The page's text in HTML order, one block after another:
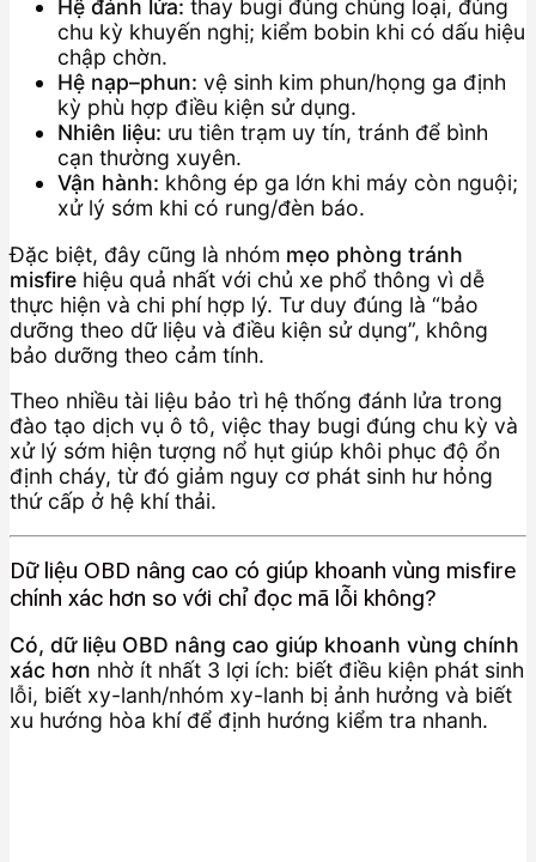
Hệ đánh lửa: thay bugi đúng chủng loại, đúng
chu kỳ khuyến nghị; kiểm bobin khi có dấu hiệu
chập chờn.
Hệ nạp–phun: vệ sinh kim phun/họng ga định
kỳ phù hợp điều kiện sử dụng.
Nhiên liệu: ưu tiên trạm uy tín, tránh để bình
cạn thường xuyên.
Vận hành: không ép ga lớn khi máy còn nguội;
xử lý sớm khi có rung/đèn báo.
Đặc biệt, đây cũng là nhóm mẹo phòng tránh
misfire hiệu quả nhất với chủ xe phổ thông vì dễ
thực hiện và chi phí hợp lý. Tư duy đúng là “bảo
dưỡng theo dữ liệu và điều kiện sử dụng”, không
bảo dưỡng theo cảm tính.
Theo nhiều tài liệu bảo trì hệ thống đánh lửa trong
đào tạo dịch vụ ô tô, việc thay bugi đúng chu kỳ và
xử lý sớm hiện tượng nổ hụt giúp khôi phục độ ổn
định cháy, từ đó giảm nguy cơ phát sinh hư hỏng
thứ cấp ở hệ khí thải.
Dữ liệu OBD nâng cao có giúp khoanh vùng misfire
chính xác hơn so với chỉ đọc mã lỗi không?
Có, dữ liệu OBD nâng cao giúp khoanh vùng chính
xác hơn nhờ ít nhất 3 lợi ích: biết điều kiện phát sinh
lỗi, biết xy-lanh/nhóm xy-lanh bị ảnh hưởng và biết
xu hướng hòa khí để định hướng kiểm tra nhanh.